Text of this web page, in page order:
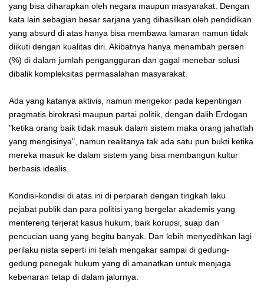
yang bisa diharapkan oleh negara maupun masyarakat. Dengan
kata lain sebagian besar sarjana yang dihasilkan oleh pendidikan
yang absurd di atas hanya bisa membawa lamaran namun tidak
diikuti dengan kualitas diri. Akibatnya hanya menambah persen
(%) di dalam jumlah pengangguran dan gagal menebar solusi
dibalik kompleksitas permasalahan masyarakat.
Ada yang katanya aktivis, namun mengekor pada kepentingan
pragmatis birokrasi maupun partai politik, dengan dalih Erdogan
"ketika orang baik tidak masuk dalam sistem maka orang jahatlah
yang mengisinya", namun realitanya tak ada satu pun bukti ketika
mereka masuk ke dalam sistem yang bisa membangun kultur
berbasis idealis.
Kondisi-kondisi di atas ini di perparah dengan tingkah laku
pejabat publik dan para politisi yang bergelar akademis yang
mentereng terjerat kasus hukum, baik korupsi, suap dan
pencucian uang yang begitu banyak. Dan lebih menyedihkan lagi
perilaku nista seperti ini telah mengakar sampai di gedung-
gedung penegak hukum yang di amanatkan untuk menjaga
kebenaran tetap di dalam jalurnya.